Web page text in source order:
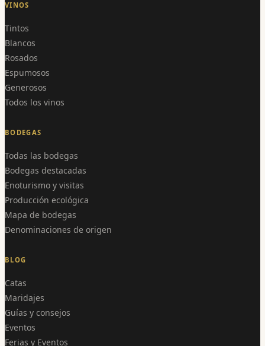
VINOS
Tintos
Blancos
Rosados
Espumosos
Generosos
Todos los vinos
BODEGAS
Todas las bodegas
Bodegas destacadas
Enoturismo y visitas
Producción ecológica
Mapa de bodegas
Denominaciones de origen
BLOG
Catas
Maridajes
Guías y consejos
Eventos
Ferias y Eventos